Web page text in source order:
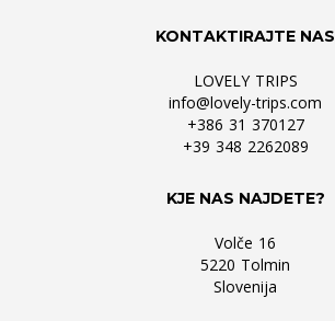
KONTAKTIRAJTE NAS
LOVELY TRIPS
info@lovely-trips.com
+386 31 370127
+39 348 2262089
KJE NAS NAJDETE?
Volče 16
5220 Tolmin
Slovenija